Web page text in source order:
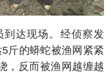
达现场。经侦察发
斤的蟒蛇被渔网紧紧
，反而被渔网越缠越